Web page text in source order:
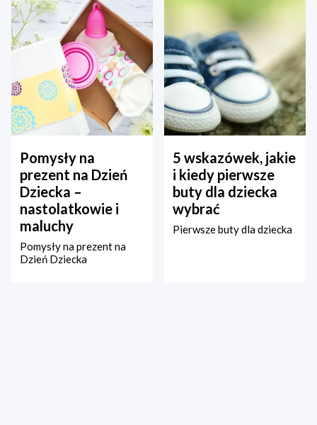
Pomysły na
prezent na Dzień
Dziecka –
nastolatkowie i
maluchy
Pomysły na prezent na
Dzień Dziecka
5 wskazówek, jakie
i kiedy pierwsze
buty dla dziecka
wybrać
Pierwsze buty dla dziecka